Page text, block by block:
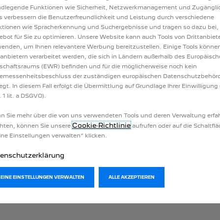
bestellt wurden. Für Fahrzeuge, die ab dem 3. Juli 2023
Connect PLUS.
SERVICE
Funktionen wie Sicherheit, Netzwerkmanagement und
verbessern die Benutzerfreundlichkeit und Leistung durch verschiedene
wie Spracherkennung und Suchergebnisse und tragen so dazu bei,
für Sie zu optimieren. Unsere Website kann auch Tools von
um Ihnen relevantere Werbung bereitzustellen. Einige Tools
verarbeitet werden, die sich in Ländern außerhalb des
(EWR) befinden und für die möglicherweise noch kein
der zuständigen europäischen
In diesem Fall erfolgt die Übermittlung auf Grundlage Ihrer Einwilligung
1 lit. a DSGVO).
Sie mehr über die von uns verwendeten Tools und deren Verwaltung
können Sie unsereCookie‑Richtlinieaufrufen oder auf die
Einstellungen verwalten“ klicken.
MEINE EINSTELLUNGEN VERWALTEN ALLE AKZEPTIEREN